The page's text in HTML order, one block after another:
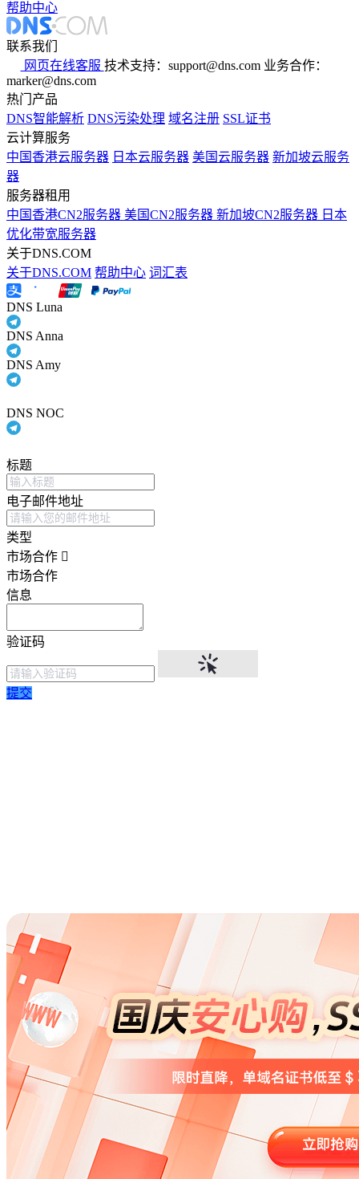
帮助中心
联系我们
网页在线客服 技术支持：support@dns.com 业务合作：
marker@dns.com
热门产品
DNS智能解析 DNS污染处理 域名注册 SSL证书
云计算服务
中国香港云服务器 日本云服务器 美国云服务器 新加坡云服务
器
服务器租用
中国香港CN2服务器 美国CN2服务器 新加坡CN2服务器 日本
优化带宽服务器
关于DNS.COM
关于DNS.COM 帮助中心 词汇表
DNS Luna
DNS Anna
DNS Amy
DNS NOC
标题
电子邮件地址
类型
市场合作
市场合作
信息
验证码
提交